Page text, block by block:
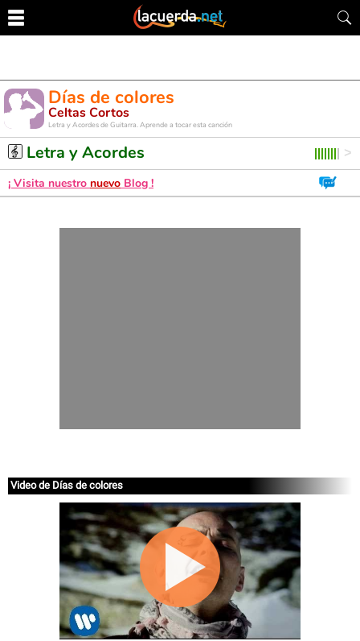
Días de colores
Celtas Cortos
Letra y Acordes de Guitarra. Aprende a tocar esta canción
Letra y Acordes
¡ Visita nuestro nuevo Blog !
Video de Días de colores